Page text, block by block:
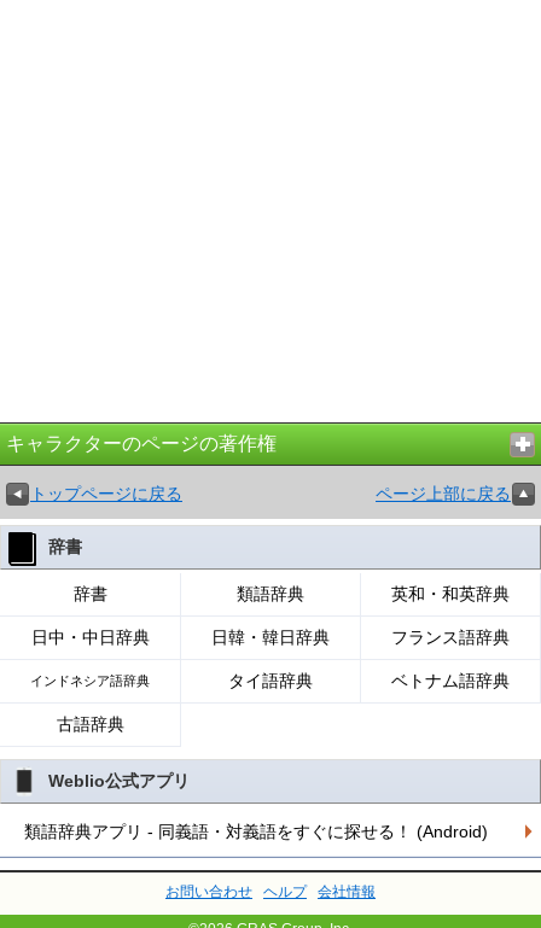
キャラクターのページの著作権
トップページに戻る ページ上部に戻る
辞書
辞書 類語辞典 英和・和英辞典
日中・中日辞典 日韓・韓日辞典 フランス語辞典
インドネシア語辞典 タイ語辞典 ベトナム語辞典
古語辞典
Weblio公式アプリ
類語辞典アプリ - 同義語・対義語をすぐに探せる！ (Android)
お問い合わせ ヘルプ 会社情報